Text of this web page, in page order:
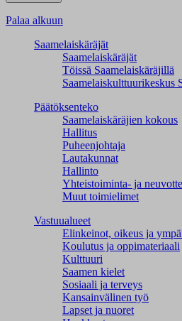
Palaa alkuun
Saamelaiskäräjät
Saamelaiskäräjät
Töissä Saamelaiskäräjillä
Saamelaiskulttuuri­keskus
Päätöksenteko
Saamelaiskäräjien kokous
Hallitus
Puheenjohtaja
Lautakunnat
Hallinto
Yhteistoiminta- ja
Muut toimielimet
Vastuualueet
Elinkeinot, oikeus ja
Koulutus ja oppimateriaali
Kulttuuri
Saamen kielet
Sosiaali ja terveys
Kansainvälinen työ
Lapset ja nuoret